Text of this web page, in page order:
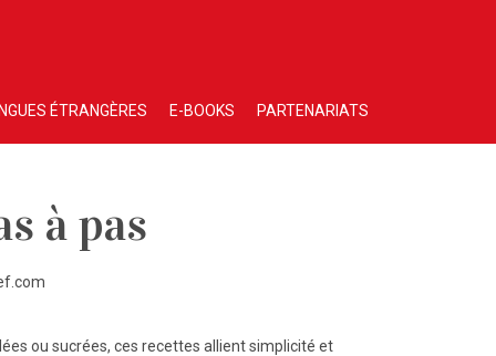
ÉTRANGÈRES E-BOOKS PARTENARIATS
à pas
ou sucrées, ces recettes allient simplicité et